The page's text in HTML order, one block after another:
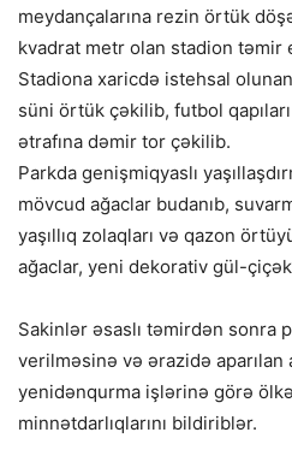
meydançalarına rezin örtük
kvadrat metr olan stadion təmir
Stadiona xaricdə istehsal
süni örtük çəkilib, futbol
ətrafına dəmir tor çəkilib.
Parkda genişmiqyaslı
mövcud ağaclar budanıb,
yaşıllıq zolaqları və qazon
ağaclar, yeni dekorativ gül-
Sakinlər əsaslı təmirdən sonra
verilməsinə və ərazidə aparılan
yenidənqurma işlərinə görə
minnətdarlıqlarını bildiriblər.